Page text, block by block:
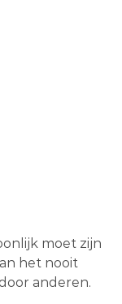
moet zijn
het nooit
anderen.